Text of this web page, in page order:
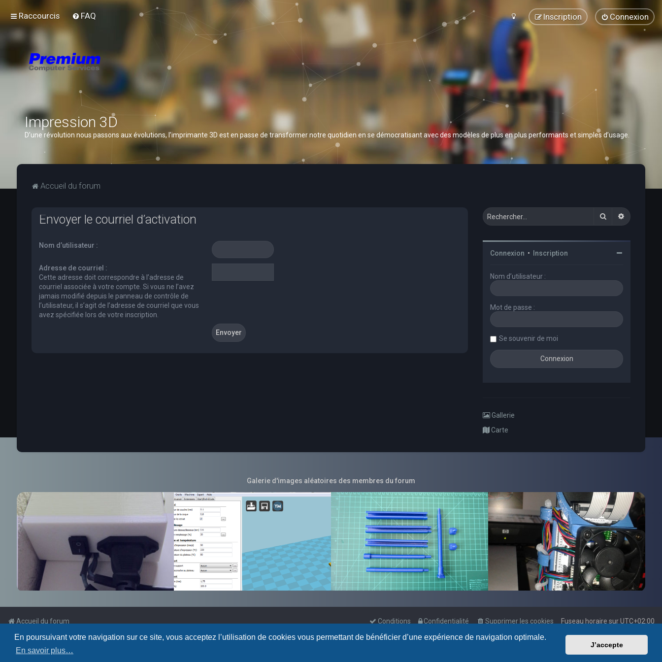
En poursuivant votre navigation sur ce site, vous acceptez l’utilisation de cookies vous permettant de bénéficier d’une expérience de navigation optimale.
En savoir plus…
J’accepte
Raccourcis FAQ Connexion
Inscription
Impression 3D
D’une révolution nous passons aux évolutions, l’imprimante 3D est en passe de transformer notre quotidien en se démocratisant avec des modèles de plus en plus performants et simples d’usage.
Accueil du forum
Envoyer le courriel d’activation
Nom d’utilisateur :
Adresse de courriel :
Cette adresse doit correspondre à l’adresse de
courriel associée à votre compte. Si vous ne l’avez
jamais modifié depuis le panneau de contrôle de
l’utilisateur, il s’agit de l’adresse de courriel que vous
avez spécifiée lors de votre inscription.
Rechercher
Connexion • Inscription
Nom d’utilisateur :
Mot de passe :
Se souvenir de moi
Gallerie
Carte
Galerie d'images aléatoires des membres du forum
Accueil du forum Fuseau horaire surUTC+02:00
Supprimer les cookies
Confidentialité
Conditions
Powered by phpBB
Traduction française officielle